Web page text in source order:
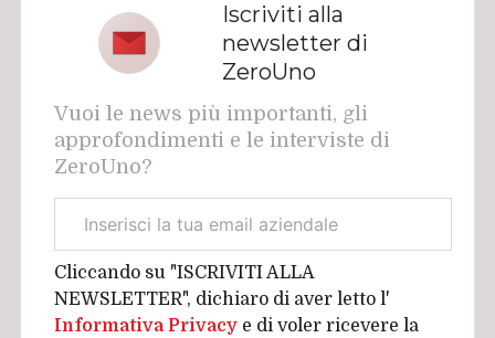
Iscriviti alla
newsletter di
ZeroUno
Vuoi le news più importanti, gli
approfondimenti e le interviste di
ZeroUno?
aziendale
Cliccando su "ISCRIVITI ALLA
NEWSLETTER", dichiaro di aver letto l'
Informativa Privacy e di voler ricevere la